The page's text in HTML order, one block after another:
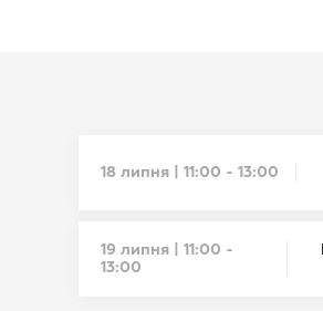
18 липня | 11:00 - 13:00
19 липня | 11:00 -
13:00